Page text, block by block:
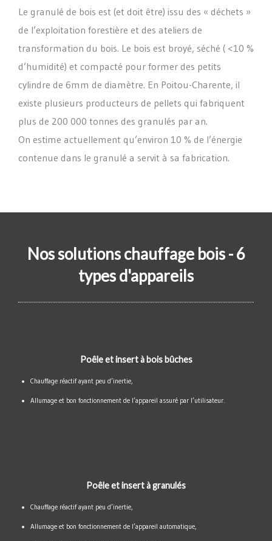
Le granulé de bois est (et doit être) issu des « déchets »
de l’exploitation forestière et des ateliers de
transformation du bois. Le bois est broyé, séché ( <10 %
d’humidité) et compacté pour former des petits
cylindre de 6mm de diamètre. En Poitou-Charente, il
existe plusieurs producteurs de pellets qui fabriquent
plus de 200 000 tonnes des granulés par an.
On estime actuellement qu’environ 10 % de l’énergie
contenue dans le granulé a servit à sa fabrication.
Nos solutions chauffage bois - 6
types d'appareils
Poêle et insert à bois bûches
Chauffage réactif ayant peu d’inertie,
Allumage et bon fonctionnement de l’appareil assuré par l’utilisateur.
Poêle et insert à granulés
Chauffage réactif ayant peu d’inertie,
Allumage et bon fonctionnement de l’appareil automatique,